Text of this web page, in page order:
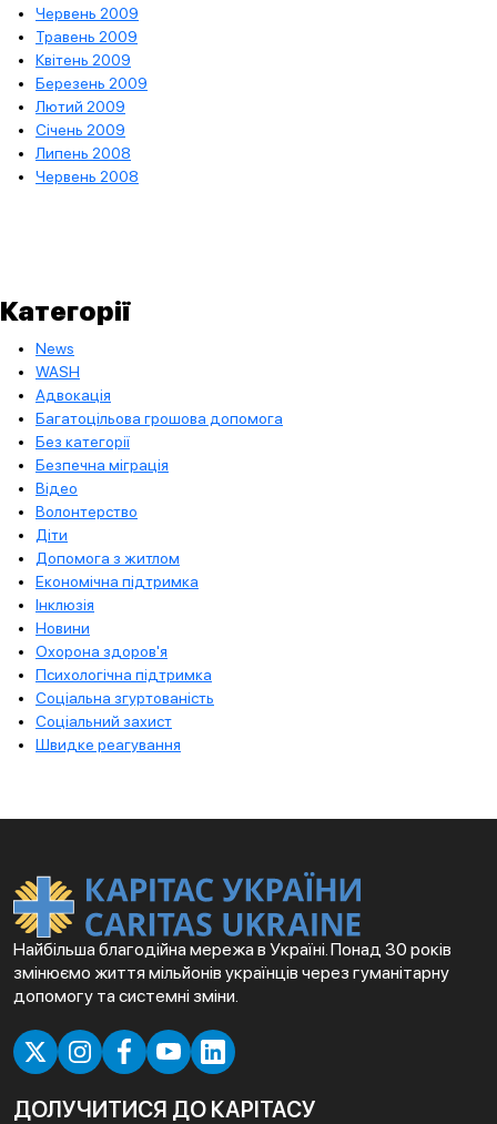
Червень 2009
Травень 2009
Квітень 2009
Березень 2009
Лютий 2009
Січень 2009
Липень 2008
Червень 2008
Категорії
News
WASH
Адвокація
Багатоцільова грошова допомога
Без категорії
Безпечна міграція
Відео
Волонтерство
Діти
Допомога з житлом
Економічна підтримка
Інклюзія
Новини
Охорона здоров'я
Психологічна підтримка
Соціальна згуртованість
Соціальний захист
Швидке реагування
Найбільша благодійна мережа в Україні. Понад 30 років
змінюємо життя мільйонів українців через гуманітарну
допомогу та системні зміни.
ДОЛУЧИТИСЯ ДО КАРІТАСУ